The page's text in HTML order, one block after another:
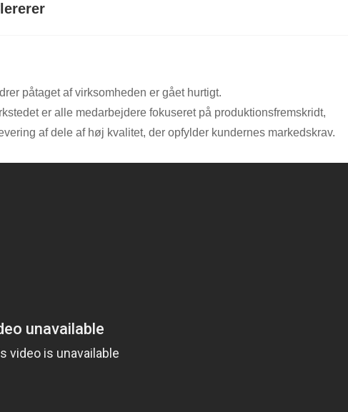
påtaget af virksomheden er gået hurtigt.
er alle medarbejdere fokuseret på produktionsfremskridt,
af dele af høj kvalitet, der opfylder kundernes markedskrav.